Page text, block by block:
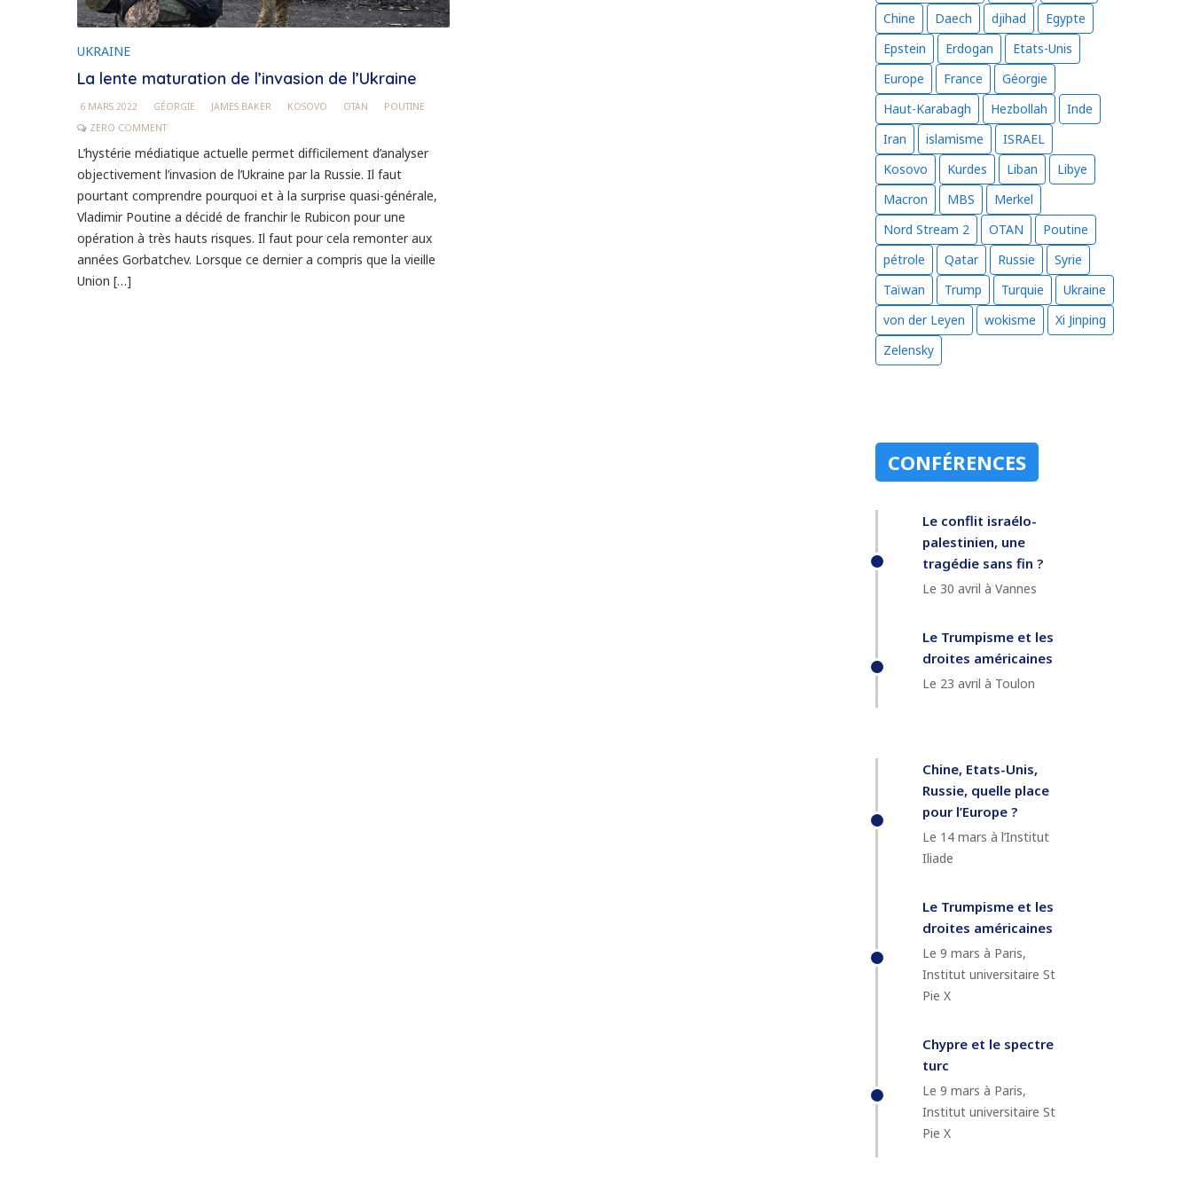
UKRAINE
La lente maturation de l’invasion de l’Ukraine
6 MARS 2022 GÉORGIE JAMES BAKER KOSOVO OTAN
POUTINE
ZERO COMMENT
L’hystérie médiatique actuelle permet difficilement d’analyser
objectivement l’invasion de l’Ukraine par la Russie. Il faut
pourtant comprendre pourquoi et à la surprise quasi-générale,
Vladimir Poutine a décidé de franchir le Rubicon pour une
opération à très hauts risques. Il faut pour cela remonter aux
années Gorbatchev. Lorsque ce dernier a compris que la vieille
Union […]
Chine
Daech djihad
Egypte
Epstein
Erdogan
Etats-Unis
Europe
France
Géorgie
Haut-Karabagh
Hezbollah
Inde
Iran
islamisme
ISRAEL
Kosovo
Kurdes Liban
Libye
Macron
MBS
Merkel
Nord Stream 2
OTAN
Poutine
pétrole
Qatar Russie
Syrie
Taïwan
Trump Turquie
Ukraine
von der Leyen
wokisme
Xi Jinping
Zelensky
CONFÉRENCES
Le conflit israélo-
palestinien, une
tragédie sans fin ?
Le 30 avril à Vannes
Le Trumpisme et les
droites américaines
Le 23 avril à Toulon
Chine, Etats-Unis,
Russie, quelle place
pour l’Europe ?
Le 14 mars à l’Institut
Iliade
Le Trumpisme et les
droites américaines
Le 9 mars à Paris,
Institut universitaire St
Pie X
Chypre et le spectre
turc
Le 9 mars à Paris,
Institut universitaire St
Pie X